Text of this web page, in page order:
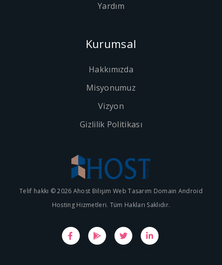
Yardım
Kurumsal
Hakkımızda
Misyonumuz
Vizyon
Gizlilik Politikası
Telif hakkı © 2026 Ahost Bilişim Web Tasarım Domain Android
Hosting Hizmetleri. Tüm Hakları Saklıdır.